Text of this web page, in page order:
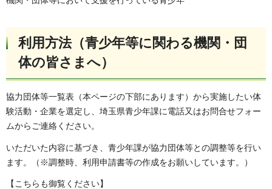
利用方法（青少年等に関わる機関・団
体の皆さまへ）
協力団体等一覧表（本ページの下部にあります）から実施したい体
験活動・企業を選定し、埼玉県青少年課に電話又はお問合せフォー
ムからご連絡ください。
いただいた内容に基づき、青少年課が協力団体等との調整等を行い
ます。（※調整時、利用申請書等の作成をお願いしています。）
【こちらも御覧ください】